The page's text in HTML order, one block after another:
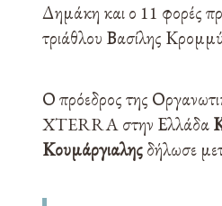
Δημάκη και ο 11 φορές
τριάθλου Βασίλης
Ο πρόεδρος της
XTERRA στην Ελλάδα
Κουμάργιαληςδήλωσε